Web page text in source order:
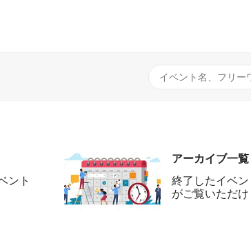
ント
アーカイブ一覧
終了したイベ
がご覧いただけ